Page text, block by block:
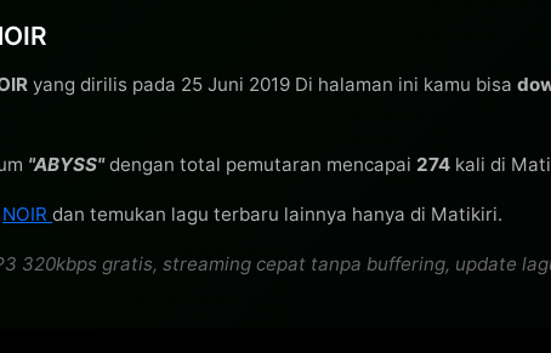
yang dirilis pada 25 Juni 2019 Di halaman ini kamu bisa
"ABYSS"dengan total pemutaran mencapai 274 kali di
NOIR dan temukan lagu terbaru lainnya hanya di Matikiri.
320kbps gratis, streaming cepat tanpa buffering, update